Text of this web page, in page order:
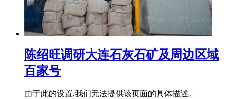
陈绍旺调研大连石灰石矿及周边区域
百家号
由于此的设置,我们无法提供该页面的具体描述。